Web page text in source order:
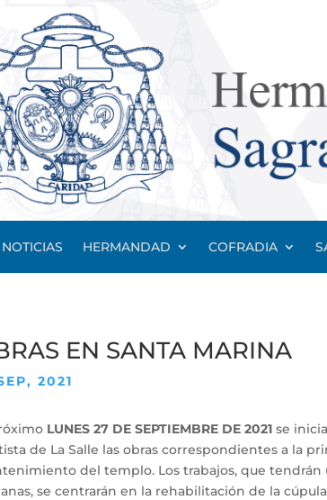
NOTICIAS HERMANDAD COFRADIA
EN SANTA MARINA
2021
LUNES 27 DE SEPTIEMBRE DE 2021 se
de La Salle las obras correspondientes a la
del templo. Los trabajos, que
se centrarán en la rehabilitación de la